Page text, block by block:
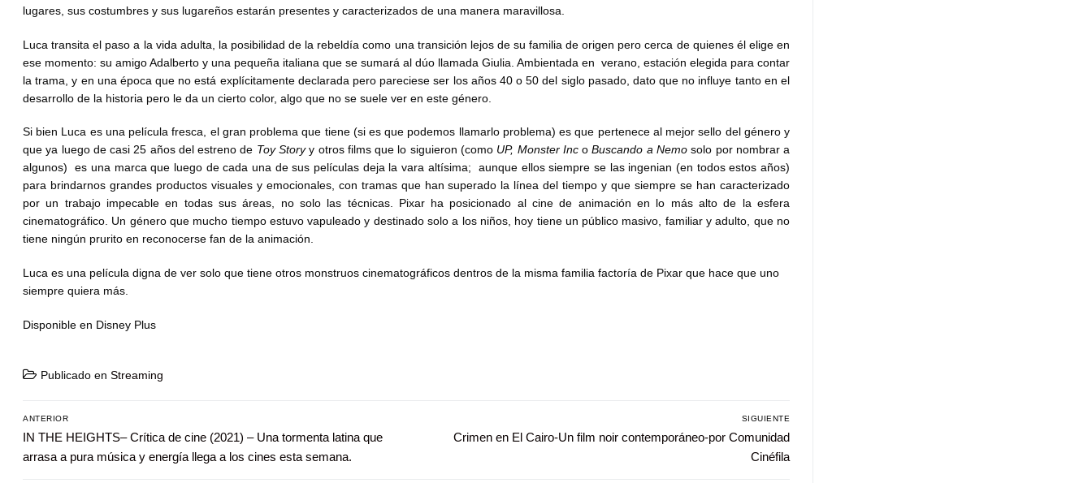
lugares, sus costumbres y sus lugareños estarán presentes y caracterizados de una manera maravillosa.
Luca transita el paso a la vida adulta, la posibilidad de la rebeldía como una transición lejos de su familia de origen pero cerca de quienes él elige en
ese momento: su amigo Adalberto y una pequeña italiana que se sumará al dúo llamada Giulia. Ambientada en verano, estación elegida para contar
la trama, y en una época que no está explícitamente declarada pero pareciese ser los años 40 o 50 del siglo pasado, dato que no influye tanto en el
desarrollo de la historia pero le da un cierto color, algo que no se suele ver en este género.
Si bien Luca es una película fresca, el gran problema que tiene (si es que podemos llamarlo problema) es que pertenece al mejor sello del género y
que ya luego de casi 25 años del estreno de Toy Storyy otros films que lo siguieron (como UP, Monster IncoBuscando a Nemosolo por nombrar a
algunos) es una marca que luego de cada una de sus películas deja la vara altísima; aunque ellos siempre se las ingenian (en todos estos años)
para brindarnos grandes productos visuales y emocionales, con tramas que han superado la línea del tiempo y que siempre se han caracterizado
por un trabajo impecable en todas sus áreas, no solo las técnicas. Pixar ha posicionado al cine de animación en lo más alto de la esfera
cinematográfico. Un género que mucho tiempo estuvo vapuleado y destinado solo a los niños, hoy tiene un público masivo, familiar y adulto, que no
tiene ningún prurito en reconocerse fan de la animación.
Luca es una película digna de ver solo que tiene otros monstruos cinematográficos dentros de la misma familia factoría de Pixar que hace que uno
siempre quiera más.
Disponible en Disney Plus
Publicado en Streaming
Navegación
de
entradas
ANTERIOR
Entrada
anterior:
IN THE HEIGHTS– Crítica de cine (2021) – Una tormenta latina que
arrasa a pura música y energía llega a los cines esta semana.
SIGUIENTE
Entrada
Crimen en El Cairo-Un film noir contemporáneo-por Comunidad
Cinéfila